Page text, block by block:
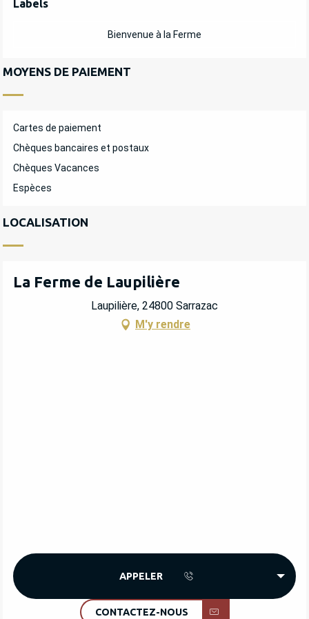
Labels
Labels
Bienvenue à la Ferme
MOYENS DE PAIEMENT
Cartes de paiement
Chèques bancaires et postaux
Chèques Vacances
Espèces
LOCALISATION
La Ferme de Laupilière
Laupilière, 24800 Sarrazac
M'y rendre
APPELER
CONTACTEZ-NOUS